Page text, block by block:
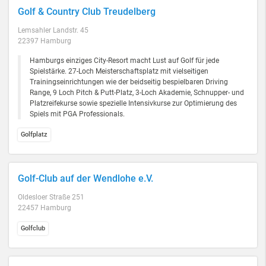
Golf & Country Club Treudelberg
Lemsahler Landstr. 45
22397 Hamburg
Hamburgs einziges City-Resort macht Lust auf Golf für jede
Spielstärke. 27-Loch Meisterschaftsplatz mit vielseitigen
Trainingseinrichtungen wie der beidseitig bespielbaren Driving
Range, 9 Loch Pitch & Putt-Platz, 3-Loch Akademie, Schnupper- und
Platzreifekurse sowie spezielle Intensivkurse zur Optimierung des
Spiels mit PGA Professionals.
Golfplatz
Golf-Club auf der Wendlohe e.V.
Oldesloer Straße 251
22457 Hamburg
Golfclub